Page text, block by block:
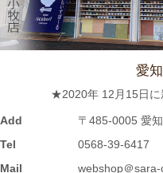
2023/11/16
≪新着商品≫ 波佐見焼のラ
荷しました♪先行販売中！！
2023/11/1
≪再入荷≫窯出し入荷しまし
愛
★2020年 12月15日
Add 〒485-0005 愛
Tel
0568-39-6417
Mail
webshop＠